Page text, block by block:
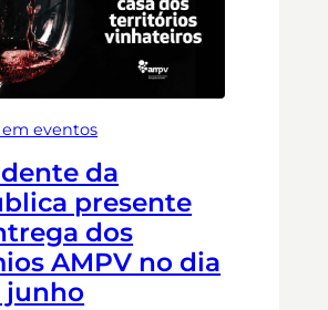
em eventos
da
presente
dos
AMPV no dia
junho